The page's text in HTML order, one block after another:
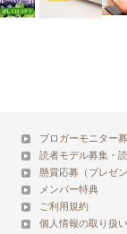
ブロガーモニター
読者モデル募集・
懸賞応募（プレゼ
メンバー特典
ご利用規約
個人情報の取り扱